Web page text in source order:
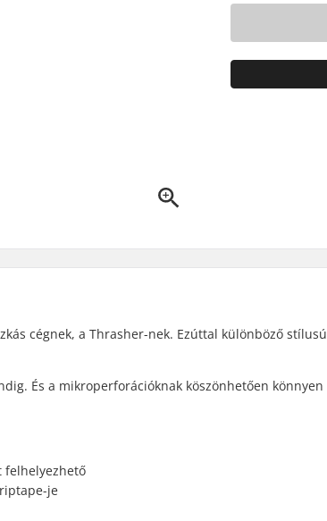
cégnek, a Thrasher-nek. Ezúttal különböző stílusú
És a mikroperforációknak köszönhetően könnyen
felhelyezhető
je